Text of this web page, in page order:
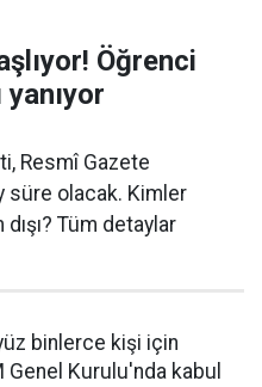
Öğrenci
yanıyor
Resmî Gazete
süre olacak. Kimler
Tüm detaylar
binlerce kişi için
Kurulu'nda kabul